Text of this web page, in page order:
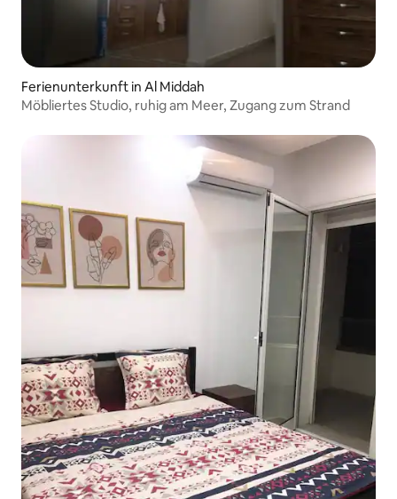
Ferienunterkunft in Al Middah
Möbliertes Studio, ruhig am Meer, Zugang zum Strand